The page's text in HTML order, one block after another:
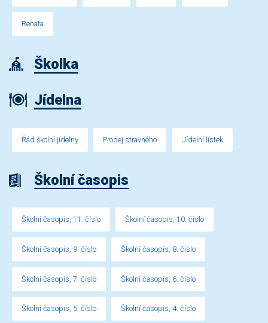
Renata
Školka
Jídelna
Řád školní jídelny Prodej stravného Jídelní lístek
Školní časopis
Školní časopis, 11. číslo Školní časopis, 10. číslo
Školní časopis, 9. číslo Školní časopis, 8. číslo
Školní časopis, 7. číslo Školní časopis, 6. číslo
Školní časopis, 5. číslo Školní časopis, 4. číslo